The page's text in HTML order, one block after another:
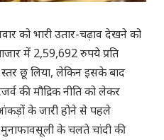
को भारी उतार-चढ़ाव देखने को
में 2,59,692 रुपये प्रति
स्तर छू लिया, लेकिन इसके बाद
की मौद्रिक नीति को लेकर
के जारी होने से पहले
मुनाफावसूली के चलते चांदी की